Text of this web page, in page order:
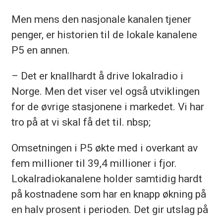
Men mens den nasjonale kanalen tjener
penger, er historien til de lokale kanalene
P5 en annen.
– Det er knallhardt å drive lokalradio i
Norge. Men det viser vel også utviklingen
for de øvrige stasjonene i markedet. Vi har
tro på at vi skal få det til. nbsp;
Omsetningen i P5 økte med i overkant av
fem millioner til 39,4 millioner i fjor.
Lokalradiokanalene holder samtidig hardt
på kostnadene som har en knapp økning på
en halv prosent i perioden. Det gir utslag på